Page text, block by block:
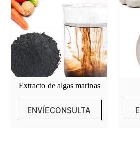
Extracto de algas marinas
ENVÍECONSULTA